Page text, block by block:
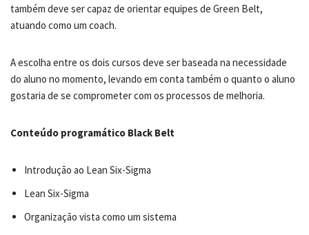
também deve ser capaz de orientar equipes de Green Belt,
atuando como um coach.
A escolha entre os dois cursos deve ser baseada na necessidade
do aluno no momento, levando em conta também o quanto o aluno
gostaria de se comprometer com os processos de melhoria.
Conteúdo programático Black Belt
Introdução ao Lean Six-Sigma
Lean Six-Sigma
Organização vista como um sistema